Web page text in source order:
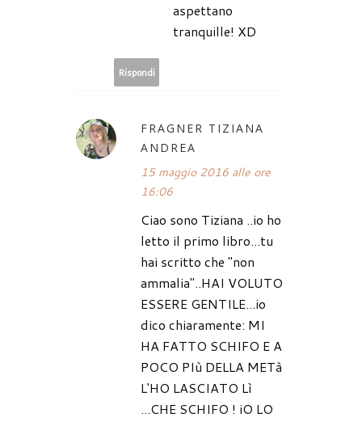
aspettano
tranquille! XD
Rispondi
FRAGNER TIZIANA
ANDREA
15 maggio 2016 alle ore
16:06
Ciao sono Tiziana ..io ho
letto il primo libro...tu
hai scritto che "non
ammalia"..HAI VOLUTO
ESSERE GENTILE...io
dico chiaramente: MI
HA FATTO SCHIFO E A
POCO PIù DELLA METà
L'HO LASCIATO Lì
...CHE SCHIFO ! iO LO